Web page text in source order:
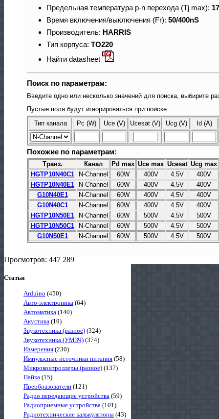
Предельная температура p-n перехода (Tj max):
Время включения/выключения (Fr): 50/400nS
Производитель: HARRIS
Тип корпуса: TO220
Найти datasheet
Поиск по параметрам:
Введите одно или несколько значений для поиска, выбирите
Пустые поля будут игнорироваться при поиске.
Тип канала Pc (W) Uce (V) Ucesat (V) Ucg (V) Id (A)
Похожие по параметрам:
Транз. Канал Pd max Uce max Ucesat Ucg max
HGTP10N40C1
N-Channel 60W 400V 4.5V
400V
HGTP10N40E1
N-Channel 60W 400V 4.5V
400V
G10N40E1
N-Channel 60W 400V 4.5V
400V
G10N40C1
N-Channel 60W 400V 4.5V
400V
HGTP10N50E1
N-Channel 60W 500V 4.5V
500V
HGTP10N50C1
N-Channel 60W 500V 4.5V
500V
G10N50E1
N-Channel 60W 500V 4.5V 500V
Просмотров: 447 289
Статьи
Arduino (450)
Авто-электроника (64)
Автоматика (140)
Акустика (19)
Звукотехника (разное) (324)
Звукотехника (УМЗЧ) (374)
Измерения (230)
Импульсные источники питания (58)
Микроконтроллеры (разное) (137)
Пайка (15)
Преобразователи (121)
Радио передающие устройства (59)
Радиоприемные устройства (101)
Радиотехнические калькуляторы (43)